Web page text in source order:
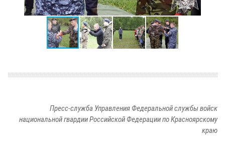
Пресс-служба Управления Федеральной службы войск
национальной гвардии Российской Федерации по Красноярскому
краю